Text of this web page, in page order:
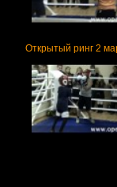
Открытый ринг 2